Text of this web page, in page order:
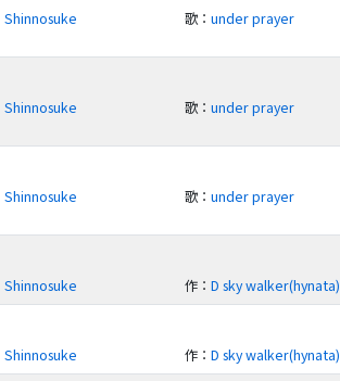
Shinnosuke 歌 ：under prayer
Shinnosuke 歌 ：under prayer
Shinnosuke 歌 ：under prayer
Shinnosuke 作 ：D sky walker(hynata)
Shinnosuke 作 ：D sky walker(hynata)